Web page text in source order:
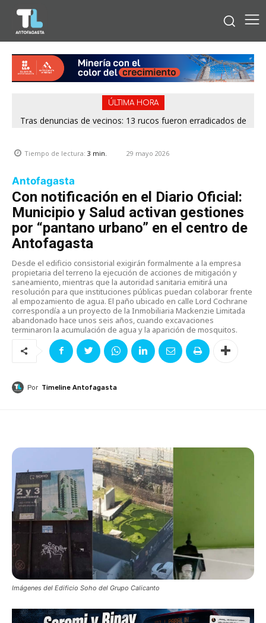
ÚLTIMA HORA
Tras denuncias de vecinos: 13 rucos fueron erradicados de
Tiempo de lectura: 3 min. 29 mayo 2026
Antofagasta
Con notificación en el Diario Oficial:
Municipio y Salud activan gestiones
por “pantano urbano” en el centro de
Antofagasta
Desde el edificio consistorial exigirán formalmente a la empresa
propietaria del terreno la ejecución de acciones de mitigación y
saneamiento, mientras que la autoridad sanitaria emitirá una
resolución para que instituciones públicas puedan colaborar frente
al empozamiento de agua. El paño ubicado en calle Lord Cochrane
correspondía a un proyecto de la Inmobiliaria Mackenzie Limitada
abandonado hace unos seis años, cuando excavaciones
terminaron la acumulación de agua y la aparición de mosquitos.
Por Timeline Antofagasta
Imágenes del Edificio Soho del Grupo Calicanto